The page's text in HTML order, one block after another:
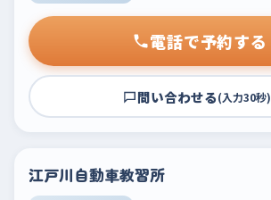
電話で予約する
問い合わせる(入力30秒)
江戸川自動車教習所